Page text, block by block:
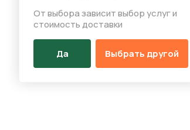
От выбора зависит выбор услуг и
стоимость доставки
Да Выбрать другой
Каталог/Аксессуары/Фонарь (перед/зад)